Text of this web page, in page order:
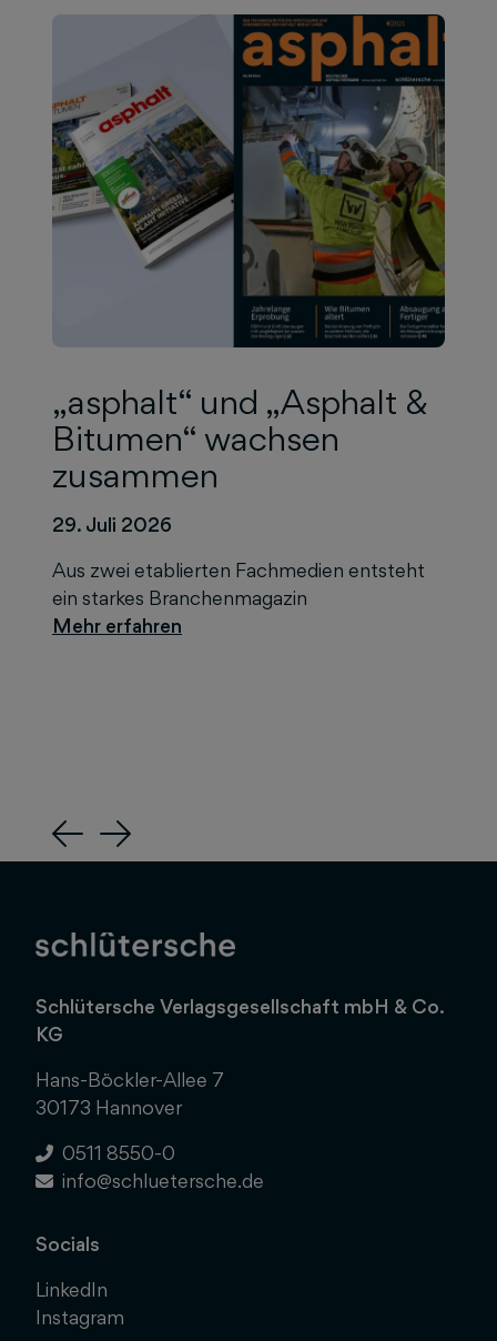
„asphalt“ und „Asphalt &
Bitumen“ wachsen
zusammen
29. Juli 2026
Aus zwei etablierten Fachmedien entsteht
ein starkes Branchenmagazin
Previous
Next
Schlütersche Verlagsgesellschaft mbH & Co.
KG
Hans-Böckler-Allee 7
30173 Hannover
0511 8550-0
info@schluetersche.de
Socials
LinkedIn
Instagram